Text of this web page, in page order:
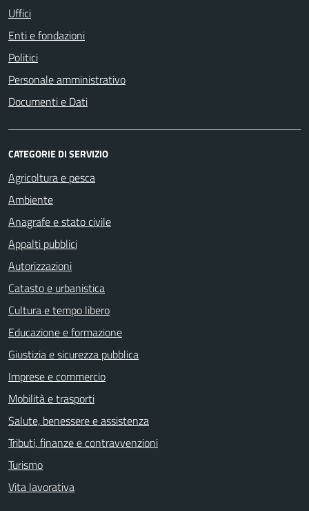
Uffici
Enti e fondazioni
Politici
Personale amministrativo
Documenti e Dati
CATEGORIE DI SERVIZIO
Agricoltura e pesca
Ambiente
Anagrafe e stato civile
Appalti pubblici
Autorizzazioni
Catasto e urbanistica
Cultura e tempo libero
Educazione e formazione
Giustizia e sicurezza pubblica
Imprese e commercio
Mobilità e trasporti
Salute, benessere e assistenza
Tributi, finanze e contravvenzioni
Turismo
Vita lavorativa